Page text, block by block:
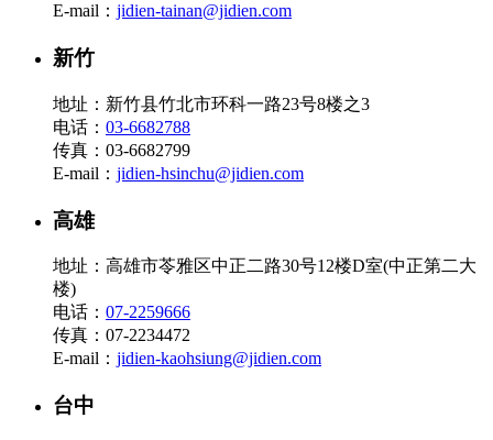
E-mail： jidien-tainan@jidien.com
新竹
地址：新竹县竹北市环科一路23号8楼之3
电话： 03-6682788
传真：03-6682799
E-mail： jidien-hsinchu@jidien.com
高雄
地址：高雄市苓雅区中正二路30号12楼D室(中正第二大
楼)
电话： 07-2259666
传真：07-2234472
E-mail： jidien-kaohsiung@jidien.com
台中